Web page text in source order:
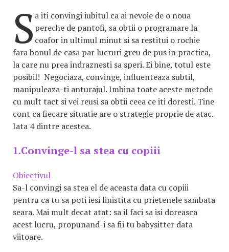
S a iti convingi iubitul ca ai nevoie de o noua
pereche de pantofi, sa obtii o programare la
coafor in ultimul minut si sa restitui o rochie
fara bonul de casa par lucruri greu de pus in practica,
la care nu prea indraznesti sa speri. Ei bine, totul este
posibil! Negociaza, convinge, influenteaza subtil,
manipuleaza-ti anturajul. Imbina toate aceste metode
cu mult tact si vei reusi sa obtii ceea ce iti doresti. Tine
cont ca fiecare situatie are o strategie proprie de atac.
Iata 4 dintre acestea.
1.Convinge-l sa stea cu copiii
Obiectivul
Sa-l convingi sa stea el de aceasta data cu copiii
pentru ca tu sa poti iesi linistita cu prietenele sambata
seara. Mai mult decat atat: sa il faci sa isi doreasca
acest lucru, propunand-i sa fii tu babysitter data
viitoare.